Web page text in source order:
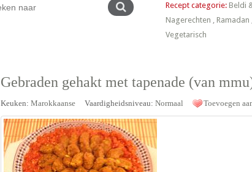
Recept categorie: Beldi
Nagerechten , Ramadan
Vegetarisch
Gebraden gehakt met tapenade (van
Keuken: Marokkaanse Vaardigheidsniveau: Normaal Toevoegen